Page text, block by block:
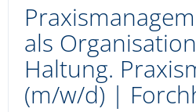
als
Haltung.
(m/w/d) |